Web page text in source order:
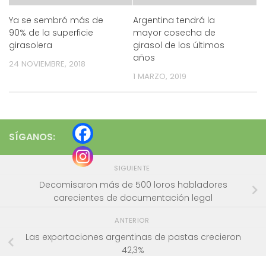
Ya se sembró más de
90% de la superficie
girasolera
24 NOVIEMBRE, 2018
Argentina tendrá la
mayor cosecha de
girasol de los últimos
años
1 MARZO, 2019
SÍGANOS:
SIGUIENTE
Decomisaron más de 500 loros habladores
carecientes de documentación legal
ANTERIOR
Las exportaciones argentinas de pastas crecieron
42,3%